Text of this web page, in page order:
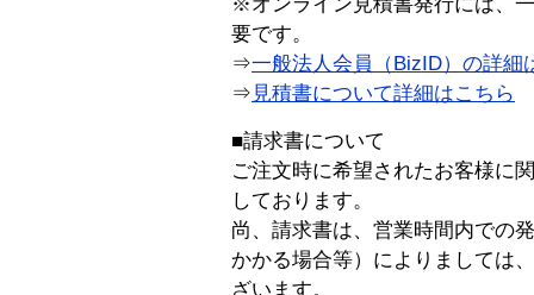
※オンライン見積書発行には、
要です。
⇒一般法人会員（BizID）の詳細
⇒ 見積書について詳細はこちら
■請求書について
ご注文時に希望されたお客様に
しております。
尚、請求書は、営業時間内での
かかる場合等）によりましては
ざいます。